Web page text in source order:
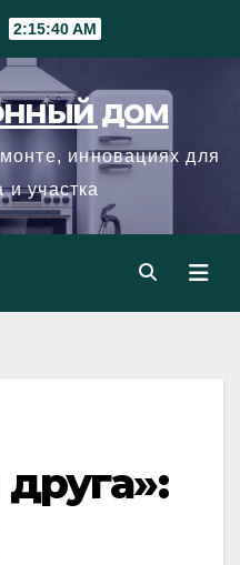
2:15:41 AM
дом
инновациях для
участка